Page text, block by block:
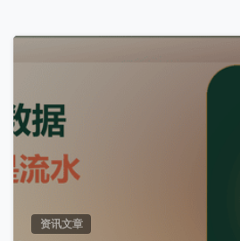
资讯文章